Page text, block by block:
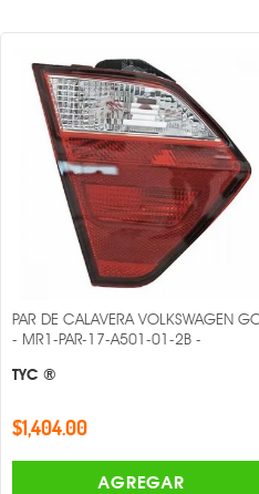
PAR DE CALAVERA VOLKSWAGEN GOL
- MR1-PAR-17-A501-01-2B -
TYC ®
$1,404.00
AGREGAR